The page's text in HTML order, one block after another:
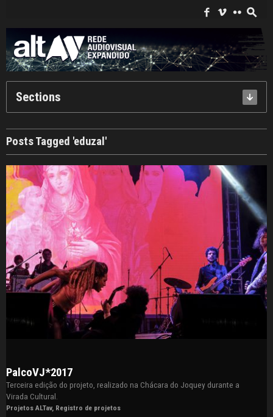
f i c s
Sections
Posts Tagged 'eduzal'
PalcoVJ*2017
Terceira edição do projeto, realizado na Chácara do Joquey durante a
Virada Cultural.
Projetos ALTav, Registro de projetos